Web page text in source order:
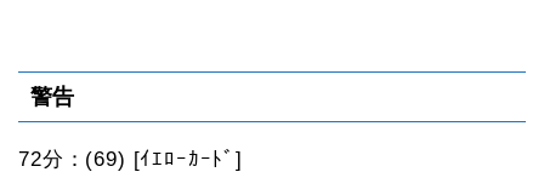
警告
72分：(69) [ｲｴﾛｰｶｰﾄﾞ]